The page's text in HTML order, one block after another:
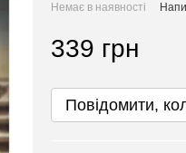
Немає в наявності
339 грн
Повідомити,